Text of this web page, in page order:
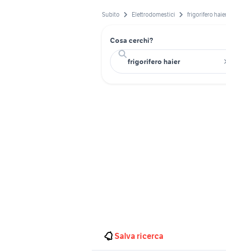
Subito Elettrodomestici frigorifero
Cosa cerchi?
Salva ricerca